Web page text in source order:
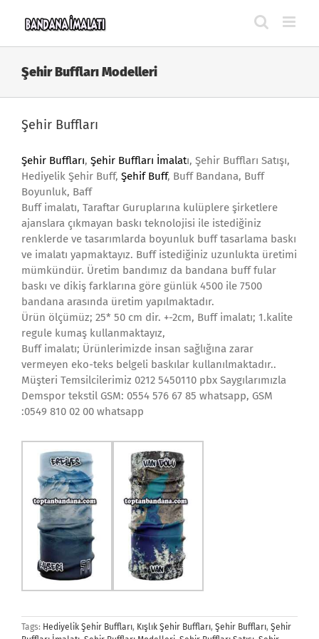
Şehir Buffları Modelleri
Şehir Buffları
Şehir Buffları, Şehir Buffları İmalatı, Şehir Buffları Satışı,
Hediyelik Şehir Buff, Şehif Buff, Buff Bandana, Buff
Boyunluk, Baff
Buff imalatı, Taraftar Guruplarına kulüplere şirketlere
ajanslara çıkmayan baskı teknolojisi ile istediğiniz
renklerde ve tasarımlarda boyunluk buff tasarlama baskı
ve imalatı yapmaktayız. Buff istediğiniz uzunlukta üretimi
mümkündür. Üretim bandımız da bandana buff fular
baskı ve dikiş farklarına göre günlük 4500 ile 7500
bandana arasında üretim yapılmaktadır.
Ürün ölçümüz; 25* 50 cm dir. +-2cm, Buff imalatı; 1.kalite
regule kumaş kullanmaktayız,
Buff imalatı; Ürünlerimizde insan sağlığına zarar
vermeyen eko-teks belgeli baskılar kullanılmaktadır..
Müşteri Temsilcilerimiz 0212 5450110 pbx Saygılarımızla
Demspor tekstil GSM: 0554 576 67 85 whatsapp, GSM
:0549 810 02 00 whatsapp
Tags: Hediyelik Şehir Buffları, Kışlık Şehir Buffları, Şehir Buffları, Şehir